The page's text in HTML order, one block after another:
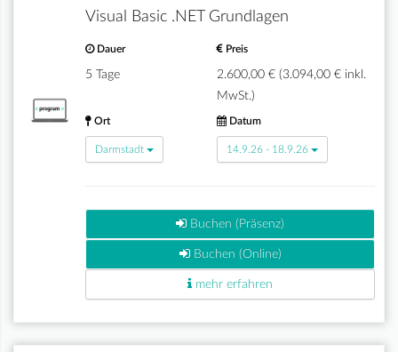
Visual Basic .NET Grundlagen
Dauer
5 Tage
Preis
2.600,00 € (3.094,00 € inkl.
MwSt.)
Ort
Darmstadt
Datum
14.9.26 - 18.9.26
Buchen (Präsenz)
Buchen (Online)
mehr erfahren